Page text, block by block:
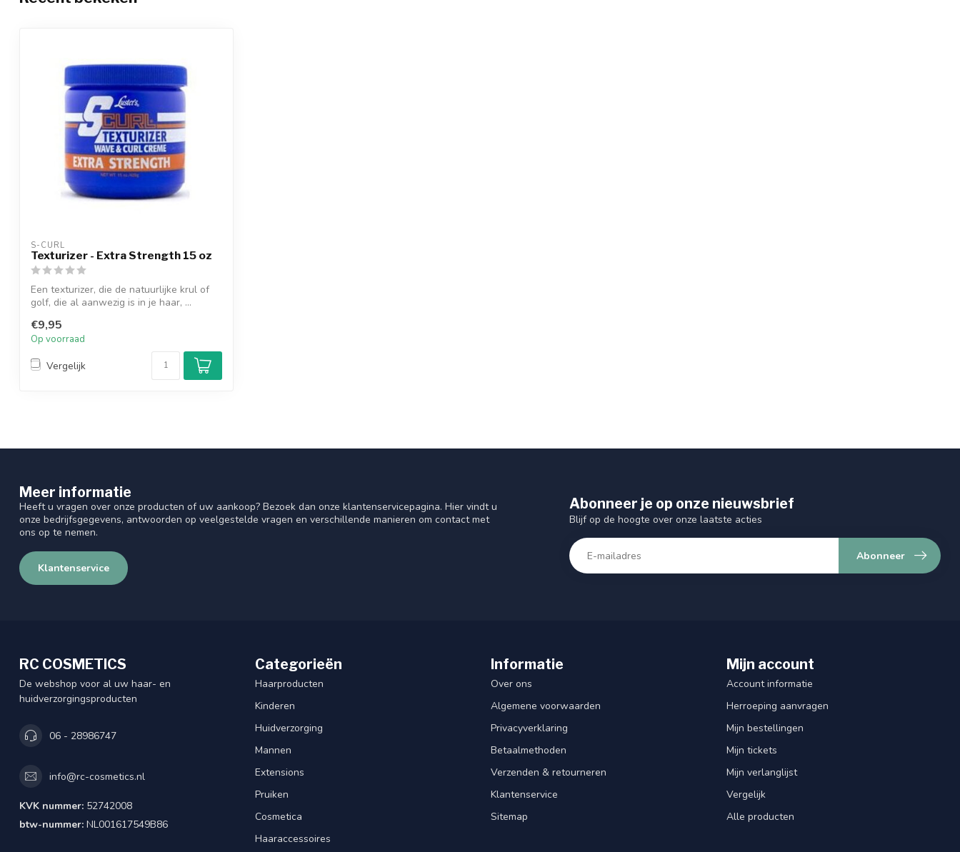
S-CURL
Texturizer - Extra Strength 15 oz
Een texturizer, die de natuurlijke krul of
golf, die al aanwezig is in je haar, ...
€9,95
Op voorraad
Vergelijk
Meer informatie
Heeft u vragen over onze producten of uw aankoop? Bezoek dan onze klantenservicepagina. Hier vindt u
onze bedrijfsgegevens, antwoorden op veelgestelde vragen en verschillende manieren om contact met
ons op te nemen.
Klantenservice
Abonneer je op onze nieuwsbrief
Blijf op de hoogte over onze laatste acties
Abonneer
RC COSMETICS
De webshop voor al uw haar- en
huidverzorgingsproducten
06 - 28986747
info@rc-cosmetics.nl
KVK nummer: 52742008
btw-nummer: NL001617549B86
Categorieën
Haarproducten
Kinderen
Huidverzorging
Mannen
Extensions
Pruiken
Cosmetica
Haaraccessoires
Informatie
Over ons
Algemene voorwaarden
Privacyverklaring
Betaalmethoden
Verzenden & retourneren
Klantenservice
Sitemap
Mijn account
Account informatie
Herroeping aanvragen
Mijn bestellingen
Mijn tickets
Mijn verlanglijst
Vergelijk
Alle producten